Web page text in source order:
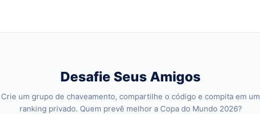
Desafie Seus Amigos
Crie um grupo de chaveamento, compartilhe o código e compita em um
ranking privado. Quem prevê melhor a Copa do Mundo 2026?